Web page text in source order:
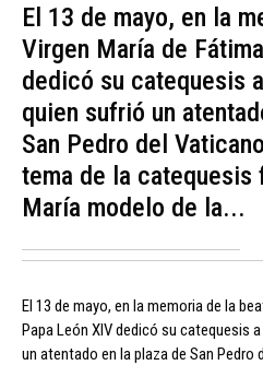
El 13 de mayo, en la
Virgen María de
dedicó su catequesis
quien sufrió un
San Pedro del
tema de la catequesis
María modelo de la...
El 13 de mayo, en la memoria de la
Papa León XIV dedicó su catequesis
un atentado en la plaza de San Pedro